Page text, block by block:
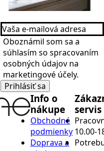
Vaša
e-
mailová
adresa
*
Name
*
Oboznámil som sa a
súhlasím so spracovaním
osobných údajov na
marketingové účely.
Prihlásiť sa
Info o
nákupe
Obchodné
podmienky
Doprava a
servis
10.00-